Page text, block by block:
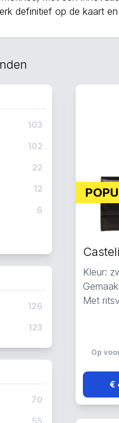
definitief op de kaart
103
102
22
12
6
3
126
123
70
55
Kleur:
Met
Op
€